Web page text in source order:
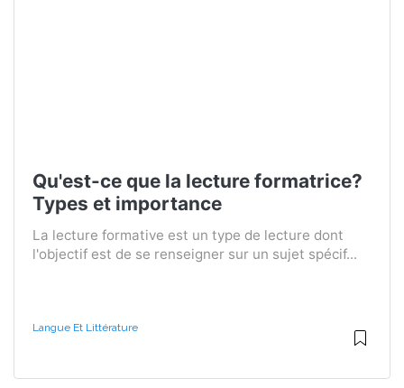
Qu'est-ce que la lecture formatrice?
Types et importance
La lecture formative est un type de lecture dont
l'objectif est de se renseigner sur un sujet spécif...
Langue Et Littérature